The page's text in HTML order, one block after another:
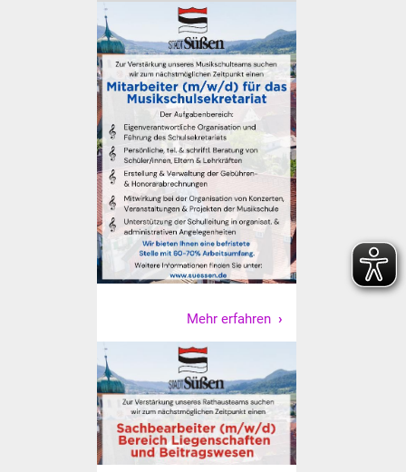
Migration und Integration
Freundeskreis Asyl
Ukraine-Hilfe
Wohnen
Bauen in Süßen
Wohnimmobilien +
Haushalt & Infos
Wirtschaftsförderung
Gewerbeimmobilien
Mehr erfahren